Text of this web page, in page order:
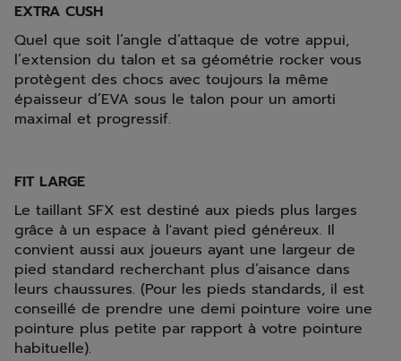
EXTRA CUSH
Quel que soit l’angle d’attaque de votre appui,
l’extension du talon et sa géométrie rocker vous
protègent des chocs avec toujours la même
épaisseur d’EVA sous le talon pour un amorti
maximal et progressif.
FIT LARGE
Le taillant SFX est destiné aux pieds plus larges
grâce à un espace à l'avant pied généreux. Il
convient aussi aux joueurs ayant une largeur de
pied standard recherchant plus d’aisance dans
leurs chaussures. (Pour les pieds standards, il est
conseillé de prendre une demi pointure voire une
pointure plus petite par rapport à votre pointure
habituelle).